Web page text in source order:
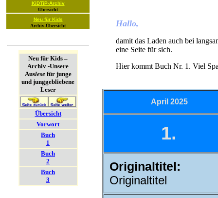
KiDTiP-Archiv
Übersicht
Neu für Kids
Archiv-Übersicht
Neu für Kids –
Archiv -Unsere
Auslesefür junge
und junggebliebene
Leser
Übersicht
Vorwort
Buch
1
Buch
2
Buch
3
Hallo,
damit das Laden auch bei
eine Seite für sich.
Hier kommt Buch Nr. 1. Viel
April 2025
1.
Originaltitel:
Originaltitel